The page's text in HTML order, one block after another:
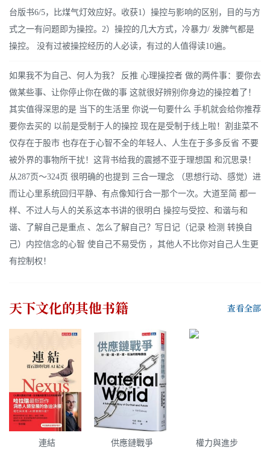
台版书6/5，比煤气灯效应好。收获1）操控与影响的区别，目的与方
式之一有问题即为操控。2）操控的几大方式，冷暴力/ 发脾气都是
操控。 没有过被操控经历的人必读，有过的人值得读10遍。
如果我不为自己、何人为我？ 反推 心理操控者 做的两件事：要你去
做某些事、让你停止你在做的事 这就很好辨别你身边的操控着了！
其实值得深思的是 当下的生活里 你说一句要什么 手机就会给你推荐
要你去买的 以前是受制于人的操控 现在是受制于线上啦！割韭菜不
仅存在于股市 也存在于心智不全的年轻人、人生在于多多反省 不要
被外界的事物所干扰！这背书给我的震撼不亚于理想国 和沉思录！
从287页～324页 很明确的也提到 三合一理念 （思想行动、感觉）进
而让心里系统回归平静、有点像知行合一那个一次。大道至简 都一
样、不过人与人的关系这本书讲的很明白 操控与受控、和谐与和
谐、了解自己是重点 、怎么了解自己？写日记（记录 检测 转换自
己）内控信念的心智 使自己不易受伤 ，其他人不比你对自己人生更
有控制权！
天下文化的其他书籍 查看全部
連結 供應鏈戰爭 權力與進步